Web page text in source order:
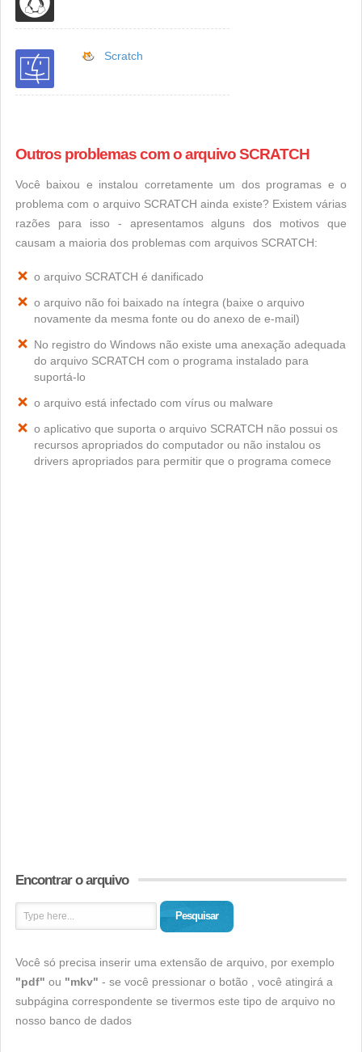
Scratch
Outros problemas com o arquivo SCRATCH
Você baixou e instalou corretamente um dos programas e o
problema com o arquivo SCRATCH ainda existe? Existem várias
razões para isso - apresentamos alguns dos motivos que
causam a maioria dos problemas com arquivos SCRATCH:
o arquivo SCRATCH é danificado
o arquivo não foi baixado na íntegra (baixe o arquivo
novamente da mesma fonte ou do anexo de e-mail)
No registro do Windows não existe uma anexação adequada
do arquivo SCRATCH com o programa instalado para
suportá-lo
o arquivo está infectado com vírus ou malware
o aplicativo que suporta o arquivo SCRATCH não possui os
recursos apropriados do computador ou não instalou os
drivers apropriados para permitir que o programa comece
Encontrar o arquivo
Pesquisar
Você só precisa inserir uma extensão de arquivo, por exemplo
"pdf" ou "mkv" - se você pressionar o botão , você atingirá a
subpágina correspondente se tivermos este tipo de arquivo no
nosso banco de dados